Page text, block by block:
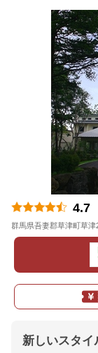
4.7
群馬県吾妻郡草津町草津
新しいスタイ